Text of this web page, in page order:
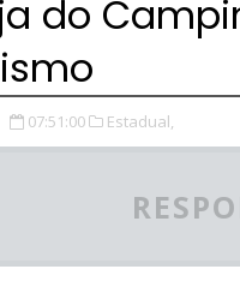
do
07:51:00 Estadual,